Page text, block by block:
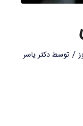
/ توسطدکتر یاسر